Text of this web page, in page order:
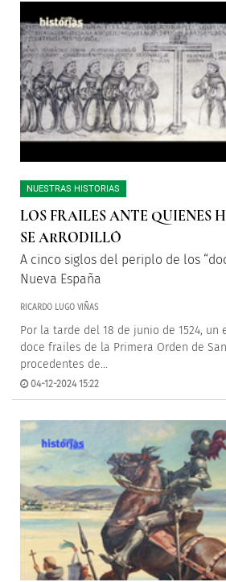
NUESTRAS HISTORIAS
LOS FRAILES ANTE QUIENES
SE ARRODILLÓ
A cinco siglos del periplo de los
Nueva España
RICARDO LUGO VIÑAS
Por la tarde del 18 de junio de 1524, un
doce frailes de la Primera Orden de
procedentes de...
04-12-2024 15:22